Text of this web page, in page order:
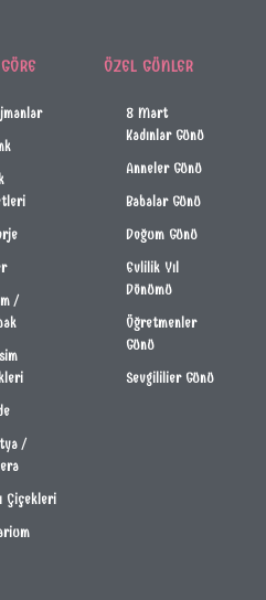
/
/
Çiçekleri
ÖZEL GÜNLER
8 Mart
Kadınlar Günü
Anneler Günü
Babalar Günü
Doğum Günü
Evlilik Yıl
Dönümü
Öğretmenler
Günü
Sevgililier Günü